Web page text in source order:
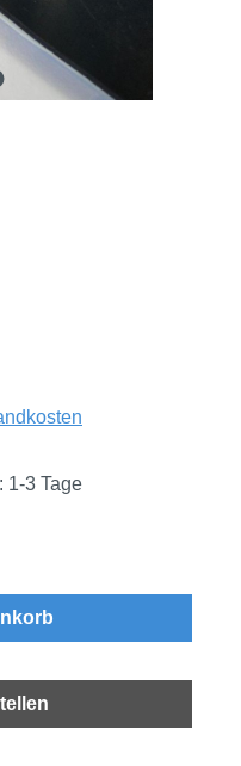
1-3 Tage
gewünschten